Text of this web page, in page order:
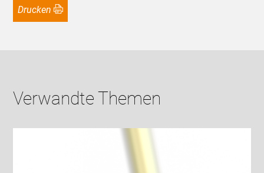
Drucken
Verwandte Themen